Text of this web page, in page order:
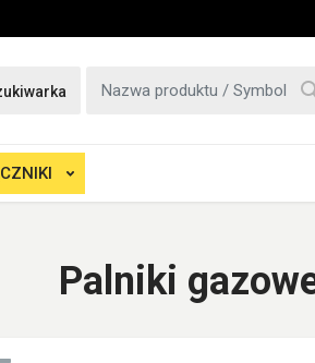
Palniki